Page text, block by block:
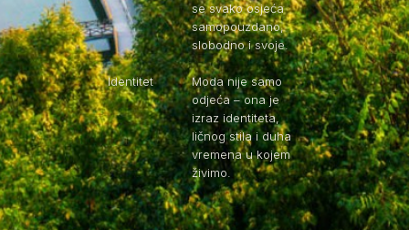
se svako osjeća
samopouzdano,
slobodno i svoje.
Identitet
Moda nije samo
odjeća – ona je
izraz identiteta,
ličnog stila i duha
vremena u kojem
živimo.